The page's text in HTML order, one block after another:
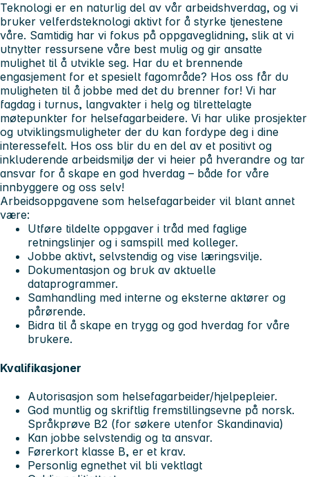
Teknologi er en naturlig del av vår arbeidshverdag, og vi
bruker velferdsteknologi aktivt for å styrke tjenestene
våre. Samtidig har vi fokus på oppgaveglidning, slik at vi
utnytter ressursene våre best mulig og gir ansatte
mulighet til å utvikle seg. Har du et brennende
engasjement for et spesielt fagområde? Hos oss får du
muligheten til å jobbe med det du brenner for! Vi har
fagdag i turnus, langvakter i helg og tilrettelagte
møtepunkter for helsefagarbeidere. Vi har ulike prosjekter
og utviklingsmuligheter der du kan fordype deg i dine
interessefelt. Hos oss blir du en del av et positivt og
inkluderende arbeidsmiljø der vi heier på hverandre og tar
ansvar for å skape en god hverdag – både for våre
innbyggere og oss selv!
Arbeidsoppgavene som helsefagarbeider vil blant annet
være:
Utføre tildelte oppgaver i tråd med faglige
retningslinjer og i samspill med kolleger.
Jobbe aktivt, selvstendig og vise læringsvilje.
Dokumentasjon og bruk av aktuelle
dataprogrammer.
Samhandling med interne og eksterne aktører og
pårørende.
Bidra til å skape en trygg og god hverdag for våre
brukere.
Kvalifikasjoner
Autorisasjon som helsefagarbeider/hjelpepleier.
God muntlig og skriftlig fremstillingsevne på norsk.
Språkprøve B2 (for søkere utenfor Skandinavia)
Kan jobbe selvstendig og ta ansvar.
Førerkort klasse B, er et krav.
Personlig egnethet vil bli vektlagt